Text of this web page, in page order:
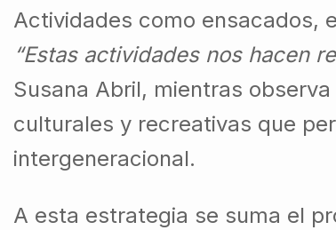
Actividades como ensacados,
“Estas actividades nos hacen
Susana Abril, mientras
culturales y recreativas que
intergeneracional.
A esta estrategia se suma el